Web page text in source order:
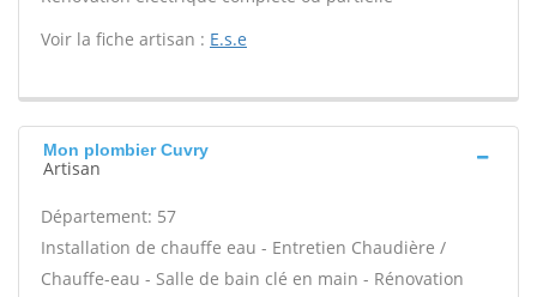
Voir la fiche artisan : E.s.e
Mon plombier Cuvry
Artisan
Département: 57
Installation de chauffe eau - Entretien Chaudière /
Chauffe-eau - Salle de bain clé en main - Rénovation